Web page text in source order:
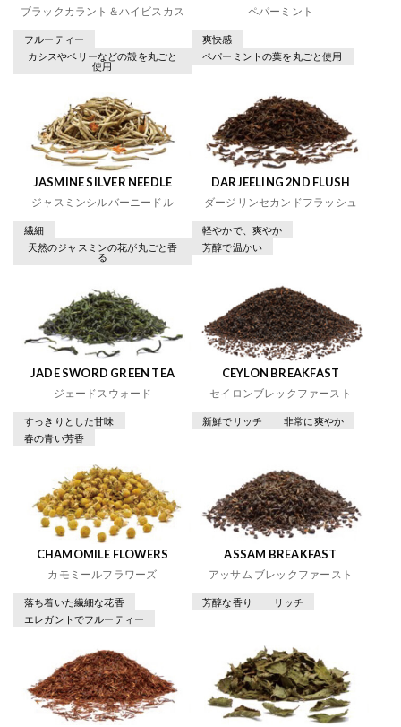
ブラックカラント＆ハイビスカス
フルーティー
カシスやベリーなどの殻を丸ごと
使用
ペパーミント
爽快感
ペパーミントの葉を丸ごと使用
JASMINE SILVER NEEDLE
ジャスミンシルバーニードル
繊細
天然のジャスミンの花が丸ごと香
る
DARJEELING 2ND FLUSH
ダージリンセカンドフラッシュ
軽やかで、爽やか
芳醇で温かい
JADE SWORD GREEN TEA
ジェードスウォード
すっきりとした甘味
春の青い芳香
CEYLON BREAKFAST
セイロンブレックファースト
新鮮でリッチ 非常に爽やか
CHAMOMILE FLOWERS
カモミールフラワーズ
落ち着いた繊細な花香
エレガントでフルーティー
ASSAM BREAKFAST
アッサム ブレックファースト
芳醇な香り リッチ